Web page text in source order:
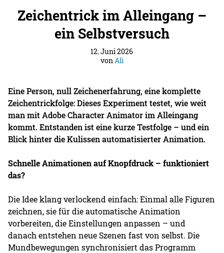
Zeichentrick im Alleingang –
ein Selbstversuch
12. Juni 2026
vonAli
Eine Person, null Zeichenerfahrung, eine komplette
Zeichentrickfolge: Dieses Experiment testet, wie weit
man mit Adobe Character Animator im Alleingang
kommt. Entstanden ist eine kurze Testfolge – und ein
Blick hinter die Kulissen automatisierter Animation.
Schnelle Animationen auf Knopfdruck – funktioniert
das?
Die Idee klang verlockend einfach: Einmal alle Figuren
zeichnen, sie für die automatische Animation
vorbereiten, die Einstellungen anpassen – und
danach entstehen neue Szenen fast von selbst. Die
Mundbewegungen synchronisiert das Programm